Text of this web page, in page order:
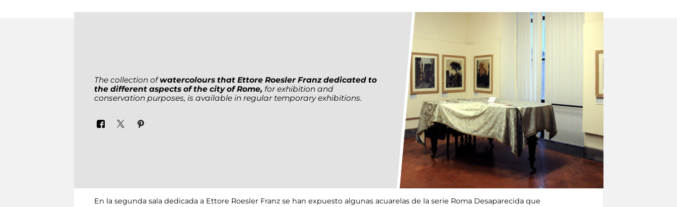
The collection ofwatercolours that Ettore Roesler Franz dedicated to
the different aspects of the city of Rome, for exhibition and
conservation purposes, is available in regular temporary exhibitions.
En la segunda sala dedicada a Ettore Roesler Franz se han expuesto algunas acuarelas de la serie Roma Desaparecida que